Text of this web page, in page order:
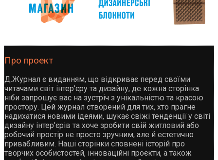
Про проект
Д.Журнал є виданням, що відкриває перед своїми
читачами світ інтер'єру та дизайну, де кожна сторінка
ніби запрошує вас на зустріч з унікальністю та красою
простору. Цей журнал створений для тих, хто прагне
надихатися новими ідеями, шукає свіжі тенденції у світі
дизайну інтер'єрів та хоче зробити свій житловий або
робочий простір не просто зручним, але й естетично
привабливим. Наші сторінки сповнені історій про
творчих особистостей, інноваційні проєкти, а також